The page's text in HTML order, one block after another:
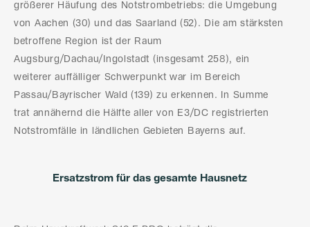
größerer Häufung des Notstrombetriebs: die Umgebung
von Aachen (30) und das Saarland (52). Die am stärksten
betroffene Region ist der Raum
Augsburg/Dachau/Ingolstadt (insgesamt 258), ein
weiterer auffälliger Schwerpunkt war im Bereich
Passau/Bayrischer Wald (139) zu erkennen. In Summe
trat annähernd die Hälfte aller von E3/DC registrierten
Notstromfälle in ländlichen Gebieten Bayerns auf.
Ersatzstrom für das gesamte Hausnetz